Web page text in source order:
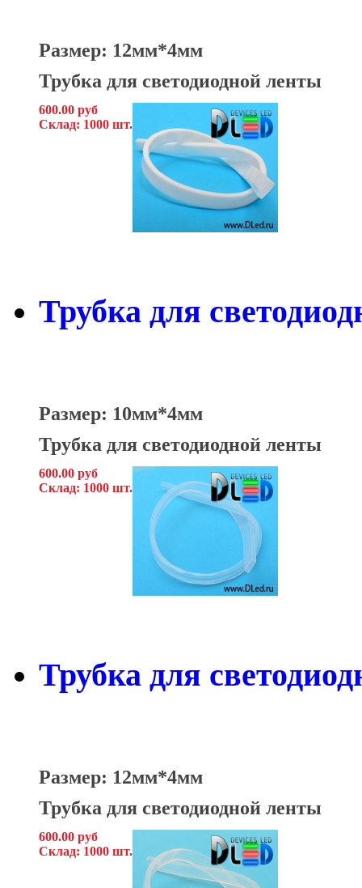
Размер: 12мм*4мм
Трубка для светодиодной ленты
600.00 руб
Склад: 1000 шт.
Трубка для
Размер: 10мм*4мм
Трубка для светодиодной ленты
600.00 руб
Склад: 1000 шт.
Трубка для
Размер: 12мм*4мм
Трубка для светодиодной ленты
600.00 руб
Склад: 1000 шт.